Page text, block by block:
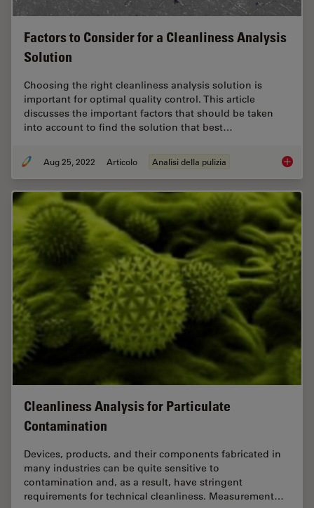
Factors to Consider for a Cleanliness Analysis
Solution
Choosing the right cleanliness analysis solution is
important for optimal quality control. This article
discusses the important factors that should be taken
into account to find the solution that best…
Aug 25, 2022 Articolo Analisi della pulizia Factors
Cleanliness Analysis for Particulate
Contamination
Devices, products, and their components fabricated in
many industries can be quite sensitive to
contamination and, as a result, have stringent
requirements for technical cleanliness. Measurement…